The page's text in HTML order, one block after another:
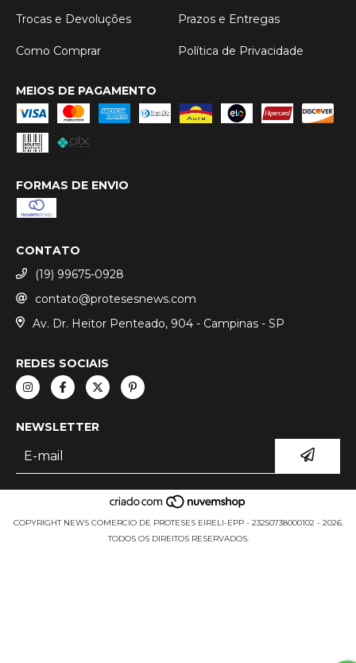
Trocas e Devoluções Prazos e Entregas
Como Comprar Política de Privacidade
MEIOS DE PAGAMENTO
FORMAS DE ENVIO
CONTATO
(19) 99675-0928
contato@protesesnews.com
Av. Dr. Heitor Penteado, 904 - Campinas - SP
REDES SOCIAIS
NEWSLETTER
COPYRIGHT NEWS COMERCIO DE PROTESES EIRELI-EPP - 23250738000102 - 2026.
TODOS OS DIREITOS RESERVADOS.